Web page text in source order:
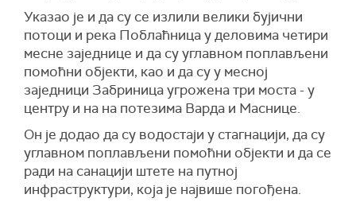
Указао је и да су се излили велики бујични
потоци и река Поблаћница у деловима четири
месне заједнице и да су углавном поплављени
помоћни објекти, као и да су у месној
заједници Забриница угрожена три моста - у
центру и на на потезима Варда и Маснице.
Он је додао да су водостаји у стагнацији, да су
углавном поплављени помоћни објекти и да се
ради на санацији штете на путној
инфраструктури, која је највише погођена.